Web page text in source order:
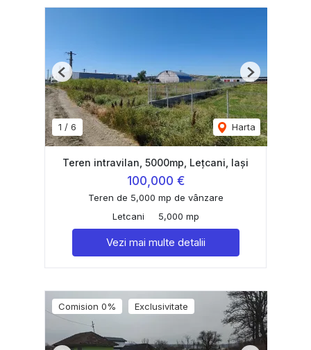
1 / 6 Harta
Previous Next
Teren intravilan, 5000mp, Lețcani, Iași
100,000 €
Teren de 5,000 mp de vânzare
Letcani
5,000 mp
Vezi mai multe detalii
Comision 0% Exclusivitate